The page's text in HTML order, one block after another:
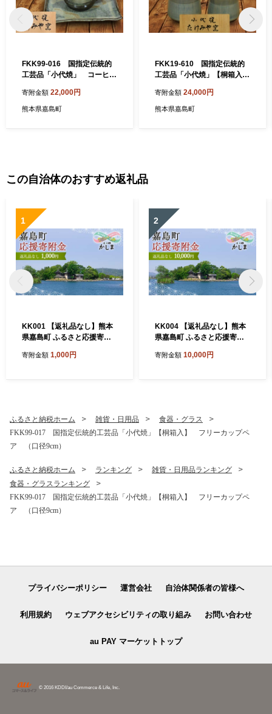
FKK99-016 国指定伝統的
工芸品「小代焼」 コーヒー
寄附金額 22,000円
熊本県嘉島町
FKK19-610 国指定伝統的
工芸品「小代焼」【桐箱入】
cm、（小）口径7.5cm
寄附金額 24,000円
熊本県嘉島町
この自治体のおすすめ返礼品
1
KK001 【返礼品なし】熊本
県嘉島町 ふるさと応援寄附
寄附金額 1,000円
2
KK004 【返礼品なし】熊本
県嘉島町 ふるさと応援寄附
寄附金額 10,000円
ふるさと納税ホーム 雑貨・日用品
食器・グラス
FKK99-017 国指定伝統的工芸品「小代焼」【桐箱入】 フリーカップペ
ア （口径9cm）
ふるさと納税ホーム ランキング
雑貨・日用品ランキング
食器・グラスランキング
FKK99-017 国指定伝統的工芸品「小代焼」【桐箱入】 フリーカップペ
ア （口径9cm）
プライバシーポリシー 運営会社 自治体関係者の皆様へ
利用規約 ウェブアクセシビリティの取り組み お問い合わせ
au PAY マーケットトップ
© 2016 KDDI/au Commerce & Life, Inc.